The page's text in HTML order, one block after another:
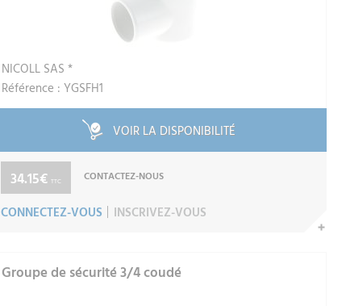
NICOLL SAS *
Référence : YGSFH1
VOIR LA DISPONIBILITÉ
34.15€ TTC CONTACTEZ-NOUS
CONNECTEZ-VOUS INSCRIVEZ-VOUS
Groupe de sécurité 3/4 coudé